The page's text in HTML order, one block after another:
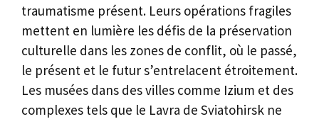
traumatisme présent. Leurs opérations fragiles
mettent en lumière les défis de la préservation
culturelle dans les zones de conflit, où le passé,
le présent et le futur s’entrelacent étroitement.
Les musées dans des villes comme Izium et des
complexes tels que le Lavra de Sviatohirsk ne